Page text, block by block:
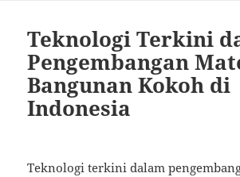
Teknologi Terkini
Pengembangan
Bangunan Kokoh di
Indonesia
Teknologi terkini dalam